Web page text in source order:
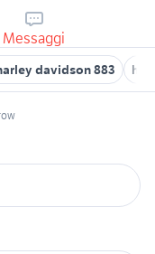
Messaggi
davidson 883